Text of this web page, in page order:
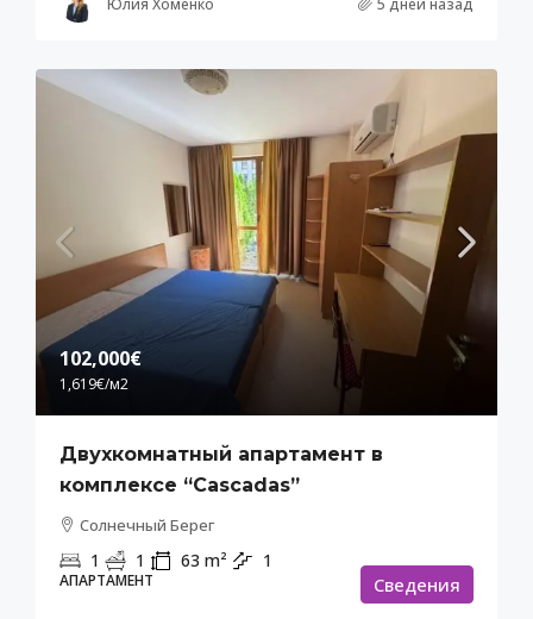
102,000€
1,619€/м2
Двухкомнатный апартамент в
комплексе “Cascadas”
Солнечный Берег
1 1 63 m² 1
АПАРТАМЕНТ Cведения